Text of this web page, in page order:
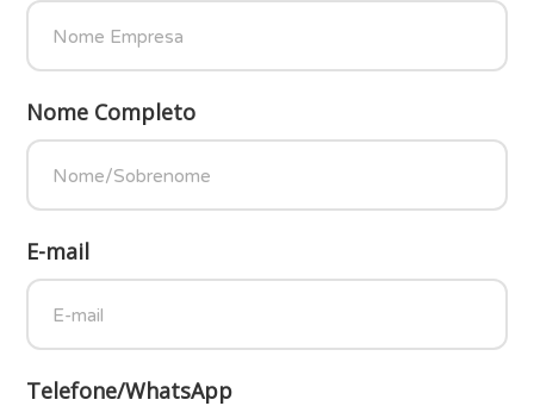
Nome Completo
E-mail
Telefone/WhatsApp